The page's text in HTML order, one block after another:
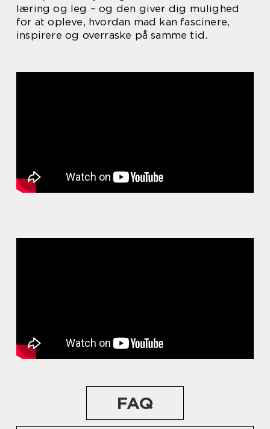
læring og leg – og den giver dig mulighed
for at opleve, hvordan mad kan fascinere,
inspirere og overraske på samme tid.
FAQ